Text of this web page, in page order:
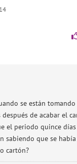
se están
de acabar el
el periodo quince días
sabiendo que se
cartón?